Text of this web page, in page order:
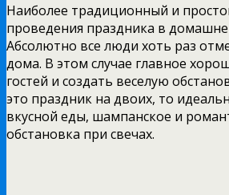
Наиболее традиционный и
проведения праздника в
Абсолютно все люди хоть раз
дома. В этом случае главное
гостей и создать веселую
это праздник на двоих, то
вкусной еды, шампанское и
обстановка при свечах.